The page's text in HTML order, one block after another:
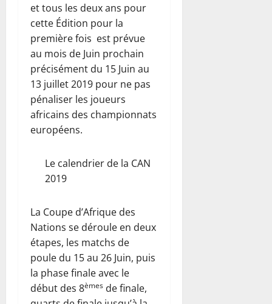
et tous les deux ans pour
cette Édition pour la
première fois est prévue
au mois de Juin prochain
précisément du 15 Juin au
13 juillet 2019 pour ne pas
pénaliser les joueurs
africains des championnats
européens.
Le calendrier de la CAN
2019
La Coupe d’Afrique des
Nations se déroule en deux
étapes, les matchs de
poule du 15 au 26 Juin, puis
la phase finale avec le
début des 8èmes de finale,